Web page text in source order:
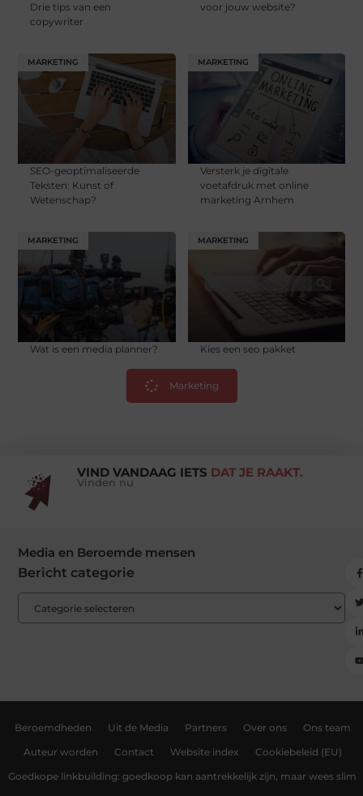
Drie tips van een
copywriter
voor jouw website?
MARKETING
SEO-geoptimaliseerde
Teksten: Kunst of
Wetenschap?
MARKETING
Versterk je digitale
voetafdruk met online
marketing Arnhem
MARKETING
Wat is een media planner?
MARKETING
Kies een seo pakket
Marketing
VIND VANDAAG IETS DAT JE RAAKT.
Vinden nu
Media en Beroemde mensen
Bericht categorie
Beroemdheden Uit de Media Partners Over ons Ons team
Auteur worden Contact Website index Cookiebeleid (EU)
Goedkope linkbuilding: goedkoop kan aantrekkelijk zijn, maar wees slim